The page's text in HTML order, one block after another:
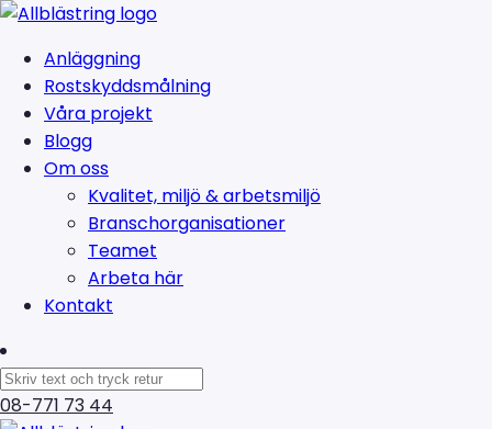
Anläggning
Rostskyddsmålning
Våra projekt
Blogg
Om oss
Kvalitet, miljö & arbetsmiljö
Branschorganisationer
Teamet
Arbeta här
Kontakt
08-771 73 44